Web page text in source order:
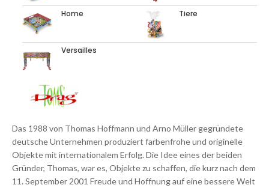
Home Tiere
Versailles
Das 1988 von Thomas Hoffmann und Arno Müller gegründete
deutsche Unternehmen produziert farbenfrohe und originelle
Objekte mit internationalem Erfolg. Die Idee eines der beiden
Gründer, Thomas, war es, Objekte zu schaffen, die kurz nach dem
11. September 2001 Freude und Hoffnung auf eine bessere Welt